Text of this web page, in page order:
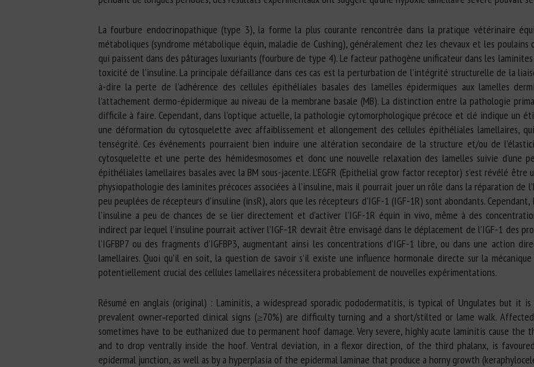
La fourbure endocrinopathique (type 3), la forme la plus courante rencontrée dans la pratique vétérinaire
métaboliques (syndrome métabolique équin, maladie de Cushing), généralement chez les chevaux et les
qui paissent dans des pâturages luxuriants (fourbure de type 4). Le facteur pathogène unificateur dans les
toxicité de l’insuline. La principale défaillance dans ces cas est la perturbation de l’intégrité structurelle de la
à-dire la perte de l’adhérence des cellules épithéliales basales des lamelles épidermiques aux lamelles
l’attachement dermo-épidermique au niveau de la membrane basale (MB). La distinction entre la pathologie
difficile à faire. Cependant, dans l’optique actuelle, la pathologie cytomorphologique précoce et clé indique un
une déformation du cytosquelette avec affaiblissement et allongement des cellules épithéliales lamellaires,
tenségrité. Ces événements pourraient bien induire une altération secondaire de la structure et/ou de
cytosquelette et une perte des hémidesmosomes et donc une nouvelle relaxation des lamelles suivie d’une
épithéliales lamellaires basales avec la BM sous-jacente. L’EGFR (Epithelial grow factor receptor) s’est révélé
physiopathologie des laminites précoces associées à l’insuline, mais il pourrait jouer un rôle dans la réparation de
peu peuplées de récepteurs d’insuline (insR), alors que les récepteurs d’IGF-1 (IGF-1R) sont abondants.
l’insuline a peu de chances de se lier directement et d’activer l’IGF-1R équin in vivo, même à des
indirect par lequel l’insuline pourrait activer l’IGF-1R devrait être envisagé dans le déplacement de l’IGF-1 des
l’IGFBP7 ou des fragments d’IGFBP3, augmentant ainsi les concentrations d’IGF-1 libre, ou dans une action
lamellaires. Quoi qu’il en soit, la question de savoir s’il existe une influence hormonale directe sur la
potentiellement crucial des cellules lamellaires nécessitera probablement de nouvelles expérimentations.
Résumé en anglais (original) : Laminitis, a widespread sporadic pododermatitis, is typical of Ungulates but it
prevalent owner‐reported clinical signs (≥70%) are difficulty turning and a short/stilted or lame walk.
sometimes have to be euthanized due to permanent hoof damage. Very severe, highly acute laminitis cause
and to drop ventrally inside the hoof. Ventral deviation, in a flexor direction, of the third phalanx, is
epidermal junction, as well as by a hyperplasia of the epidermal laminae that produce a horny growth